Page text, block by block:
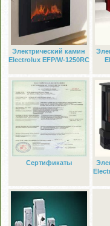
Электрический камин
Electrolux EFP/W-1250RC
Сертификаты